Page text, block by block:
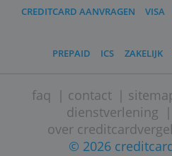
Welke creditcards